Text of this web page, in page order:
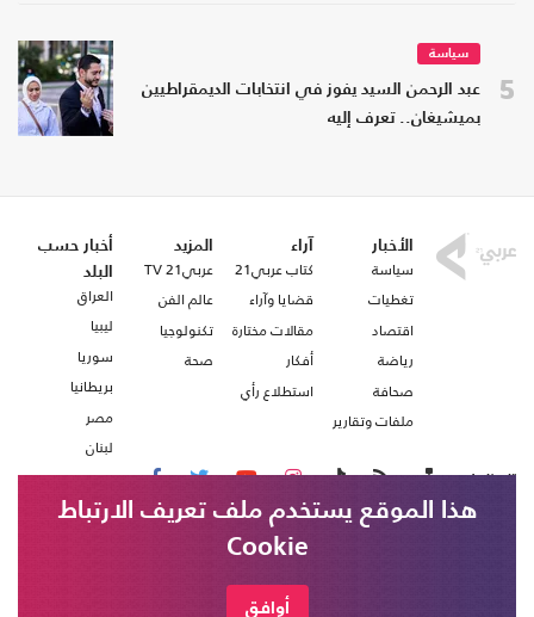
5
سياسة
عبد الرحمن السيد يفوز في انتخابات الديمقراطيين
بميشيغان.. تعرف إليه
الأخبار
سياسة
تغطيات
اقتصاد
رياضة
صحافة
ملفات وتقارير
آراء
كتاب عربي21
قضايا وآراء
مقالات مختارة
أفكار
استطلاع رأي
المزيد
عربي21 TV
عالم الفن
تكنولوجيا
صحة
أخبار حسب
البلد
العراق
ليبيا
سوريا
بريطانيا
مصر
لبنان
تابعنا على
هذا الموقع يستخدم ملف تعريف الارتباط
Cookie
أوافق